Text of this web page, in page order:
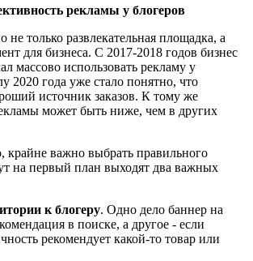
рекламы у блогеров
не только развлекательная площадка, а
для бизнеса. С 2017-2018 годов бизнес
массово использовать рекламу у
2020 года уже стало понятно, что
источник заказов. К тому же
может быть ниже, чем в других
крайне важно выбрать правильного
на первый план выходят два важных
к блогеру. Одно дело баннер на
в поиске, а другое - если
рекомендует какой-то товар или